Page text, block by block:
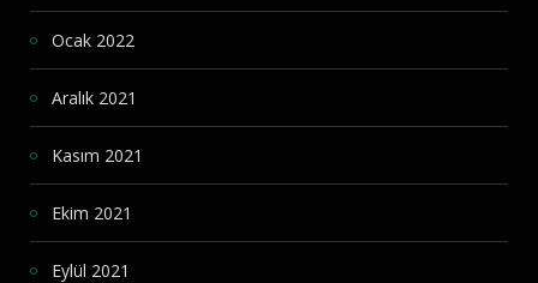
Ocak 2022
Aralık 2021
Kasım 2021
Ekim 2021
Eylül 2021